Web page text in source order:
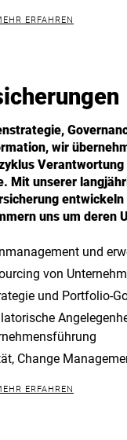
ERFAHREN
wir
Mit unserer
uns um deren
und
von
und Portfolio-
Change
ERFAHREN